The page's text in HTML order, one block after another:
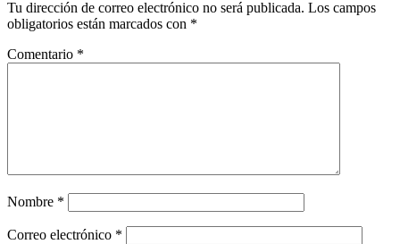
Tu dirección de correo electrónico no será publicada. Los campos
obligatorios están marcados con *
Comentario *
Nombre *
Correo electrónico *